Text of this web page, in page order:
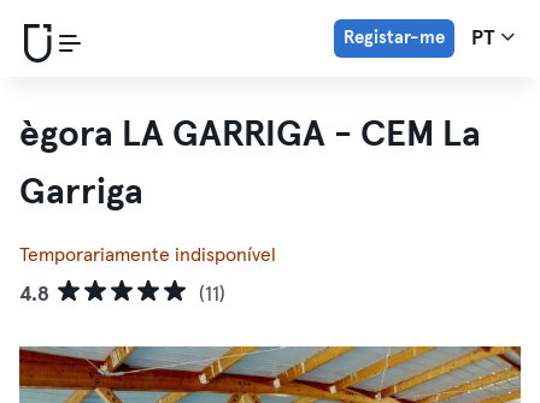
Registar-me PT
ègora LA GARRIGA - CEM La
Garriga
Temporariamente indisponível
4.8 (11)